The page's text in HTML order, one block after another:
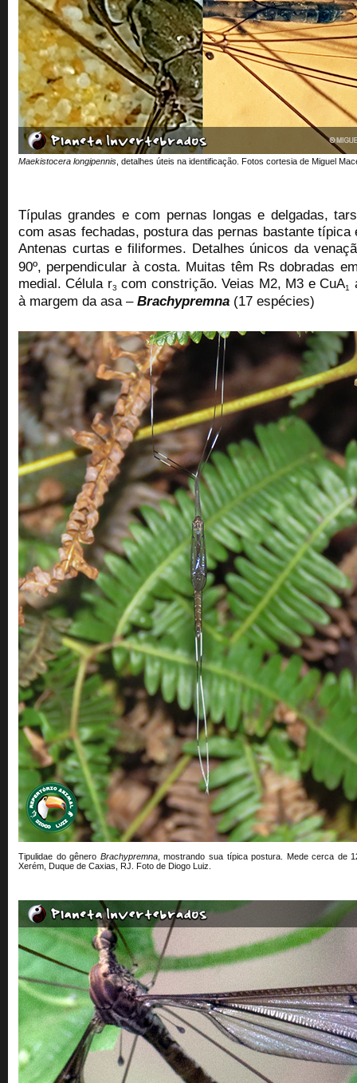
Maekistocera longipennis , detalhes úteis na identificação. Fotos cortesia de Miguel
Típulas grandes e com pernas longas e delgadas,
com asas fechadas, postura das pernas bastante
Antenas curtas e filiformes. Detalhes únicos da
90º, perpendicular à costa. Muitas têm Rs dobradas
medial.Célula r3 com constrição.Veias M2, M3 e CuA1
à margem da asa – Brachypremna (17 espécies)
Tipulidae do gênero Brachypremna, mostrando sua típica postura. Mede cerca de
Xerém, Duque de Caxias, RJ. Foto de Diogo Luiz